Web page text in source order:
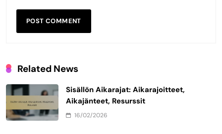
Related News
Sisällön Aikarajat: Aikarajoitteet,
Aikajänteet, Resurssit
16/02/2026